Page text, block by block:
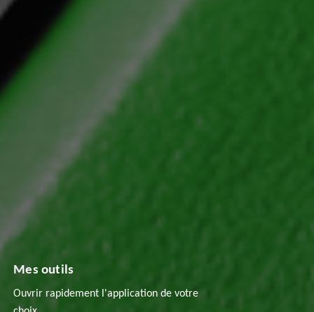
Mes outils
Ouvrir rapidement l'application de votre